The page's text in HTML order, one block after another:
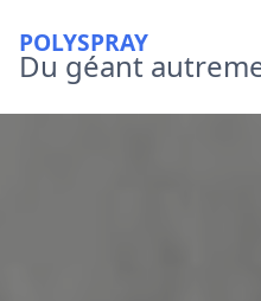
POLYSPRAY
Du géant